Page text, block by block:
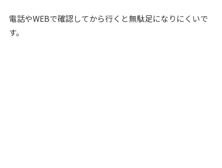
電話やWEBで確認してから行くと無駄足になりにくいで
す。